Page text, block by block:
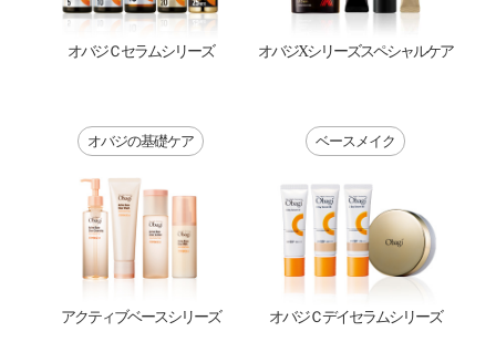
オバジＣセラムシリーズ オバジXシリーズスペシャルケア
オバジの基礎ケア
アクティブベースシリーズ
ベースメイク
オバジＣデイセラムシリーズ